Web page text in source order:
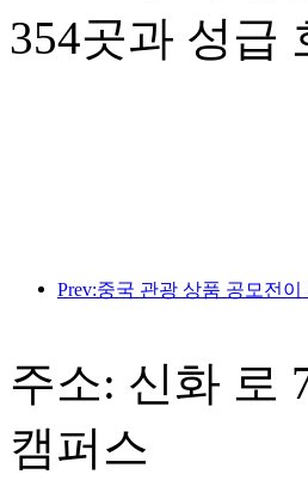
354곳과 성급
주소: 신화 로
캠퍼스